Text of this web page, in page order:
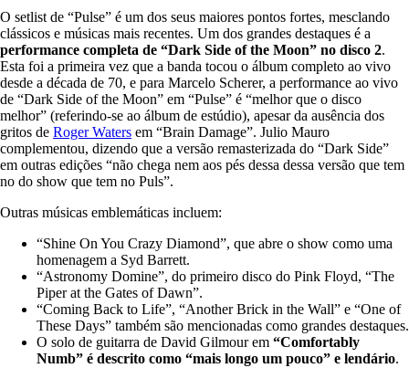
O setlist de “Pulse” é um dos seus maiores pontos fortes, mesclando
clássicos e músicas mais recentes. Um dos grandes destaques é a
performance completa de “Dark Side of the Moon” no disco 2.
Esta foi a primeira vez que a banda tocou o álbum completo ao vivo
desde a década de 70, e para Marcelo Scherer, a performance ao vivo
de “Dark Side of the Moon” em “Pulse” é “melhor que o disco
melhor” (referindo-se ao álbum de estúdio), apesar da ausência dos
gritos de Roger Waters em “Brain Damage”. Julio Mauro
complementou, dizendo que a versão remasterizada do “Dark Side”
em outras edições “não chega nem aos pés dessa dessa versão que tem
no do show que tem no Puls”.
Outras músicas emblemáticas incluem:
“Shine On You Crazy Diamond”, que abre o show como uma
homenagem a Syd Barrett.
“Astronomy Domine”, do primeiro disco do Pink Floyd, “The
Piper at the Gates of Dawn”.
“Coming Back to Life”, “Another Brick in the Wall” e “One of
These Days” também são mencionadas como grandes destaques.
O solo de guitarra de David Gilmour em “Comfortably
Numb” é descrito como “mais longo um pouco” e lendário.